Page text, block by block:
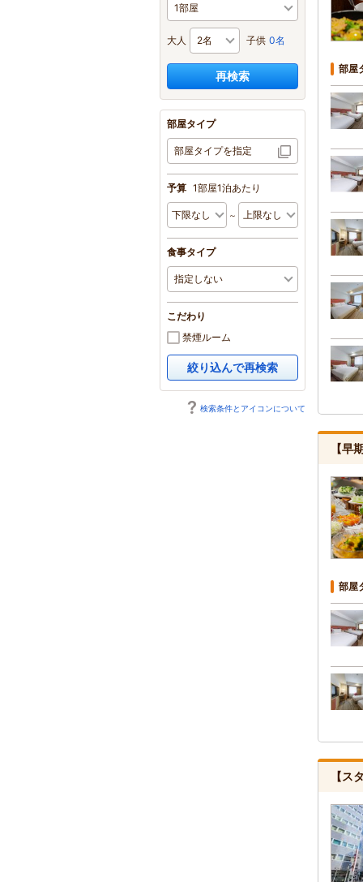
大人 子供 0名
再検索
部屋タイプ
部屋タイプを指定
予算 1部屋1泊あたり
～
食事タイプ
こだわり
禁煙ルーム
絞り込んで再検索
検索条件とアイコンについて
部屋
【
部屋
【ス